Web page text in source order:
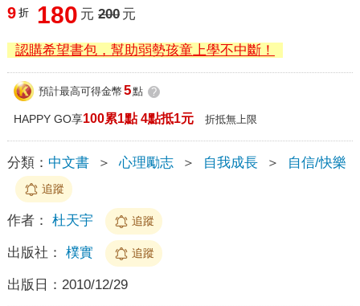
9 折 180 元 200 元
認購希望書包，幫助弱勢孩童上學不中斷！
預計最高可得金幣 5點 ?
HAPPY GO享100累1點 4點抵1元 折抵無上限
分類： 中文書 ＞ 心理勵志 ＞ 自我成長 ＞ 自信/快樂
追蹤
作者： 杜天宇 追蹤
出版社： 樸實 追蹤
出版日： 2010/12/29